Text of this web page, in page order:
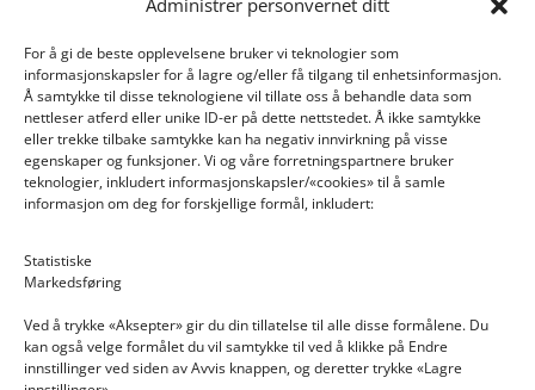
Administrer personvernet ditt
For å gi de beste opplevelsene bruker vi teknologier som
informasjonskapsler for å lagre og/eller få tilgang til enhetsinformasjon.
Å samtykke til disse teknologiene vil tillate oss å behandle data som
nettleser atferd eller unike ID-er på dette nettstedet. Å ikke samtykke
eller trekke tilbake samtykke kan ha negativ innvirkning på visse
egenskaper og funksjoner. Vi og våre forretningspartnere bruker
teknologier, inkludert informasjonskapsler/«cookies» til å samle
informasjon om deg for forskjellige formål, inkludert:
Statistiske
Markedsføring
Ved å trykke «Aksepter» gir du din tillatelse til alle disse formålene. Du
kan også velge formålet du vil samtykke til ved å klikke på Endre
innstillinger ved siden av Avvis knappen, og deretter trykke «Lagre